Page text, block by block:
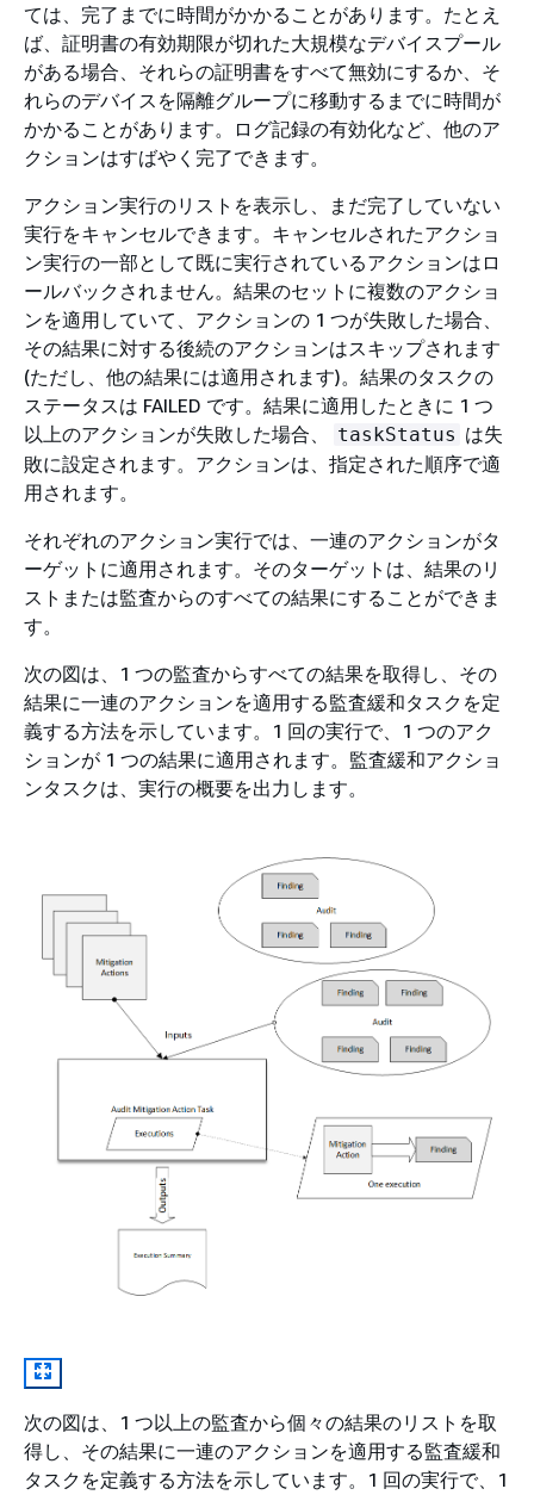
ては、完了までに時間がかかることがあります。たとえ
ば、証明書の有効期限が切れた大規模なデバイスプール
がある場合、それらの証明書をすべて無効にするか、そ
れらのデバイスを隔離グループに移動するまでに時間が
かかることがあります。ログ記録の有効化など、他のア
クションはすばやく完了できます。
アクション実行のリストを表示し、まだ完了していない
実行をキャンセルできます。キャンセルされたアクショ
ン実行の一部として既に実行されているアクションはロ
ールバックされません。結果のセットに複数のアクショ
ンを適用していて、アクションの 1 つが失敗した場合、
その結果に対する後続のアクションはスキップされます
(ただし、他の結果には適用されます)。結果のタスクの
ステータスは FAILED です。結果に適用したときに 1 つ
以上のアクションが失敗した場合、
taskStatus は失
敗に設定されます。アクションは、指定された順序で適
用されます。
それぞれのアクション実行では、一連のアクションがタ
ーゲットに適用されます。そのターゲットは、結果のリ
ストまたは監査からのすべての結果にすることができま
す。
次の図は、1 つの監査からすべての結果を取得し、その
結果に一連のアクションを適用する監査緩和タスクを定
義する方法を示しています。1 回の実行で、1 つのアク
ションが 1 つの結果に適用されます。監査緩和アクショ
ンタスクは、実行の概要を出力します。
次の図は、1 つ以上の監査から個々の結果のリストを取
得し、その結果に一連のアクションを適用する監査緩和
タスクを定義する方法を示しています。1 回の実行で、1